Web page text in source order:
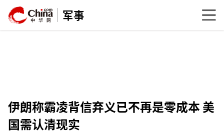
军事
伊朗称霸凌背信弃义已不再是零成本 美
国需认清现实